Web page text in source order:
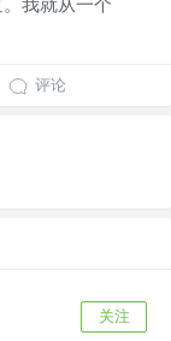
评论
关注